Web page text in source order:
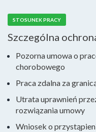
STOSUNEK PRACY
Szczególna
Pozorna umowa o
chorobowego
Praca zdalna za
Utrata uprawnień
rozwiązania umowy
Wniosek o